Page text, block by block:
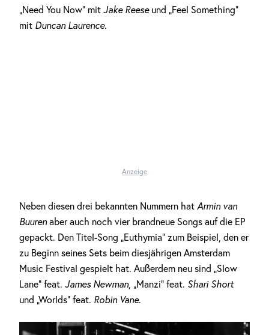
„Need You Now“ mit Jake Reeseund „Feel Something“
mit Duncan Laurence.
Anzeige
Neben diesen drei bekannten Nummern hat Armin van
Buurenaber auch noch vier brandneue Songs auf die EP
gepackt. Den Titel-Song „Euthymia“ zum Beispiel, den er
zu Beginn seines Sets beim diesjährigen Amsterdam
Music Festival gespielt hat. Außerdem neu sind „Slow
Lane“ feat. James Newman, „Manzi“ feat. Shari Short
und „Worlds“ feat. Robin Vane.